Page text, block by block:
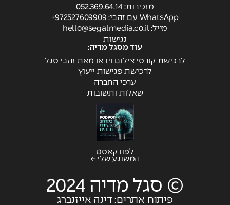
מזכירות: ⁦052.369.64.14
WhatsApp עם זהבי: 972527609909+
מייל:hello@segalmedia.co.il
נגישות
עוד מסגל מדיה:
לרכישת קורסי צילום וידאו מאת זהבי סגל
לרכישת פגישות ייעוץ
ערכי החברה
שאלות ותשובות
לפודקאסט
המשוגע שלי ←
© סגל מדיה 2024
פיתוח אתרים: דינה אייזנברג